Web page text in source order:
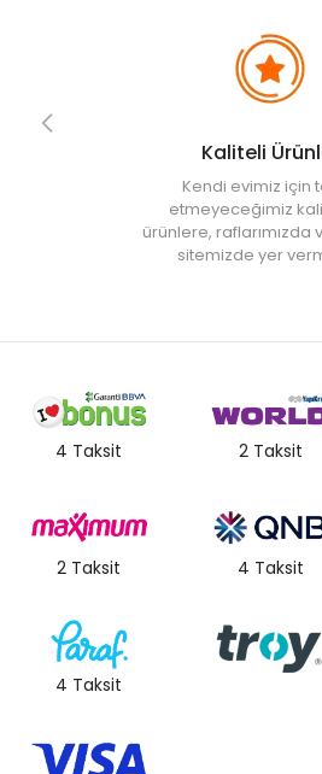
Kaliteli
Kendi evimiz için
etmeyeceğimiz
ürünlere, raflarımızda
sitemizde yer
4 Taksit 2 Taksit
2 Taksit 4 Taksit
4 Taksit